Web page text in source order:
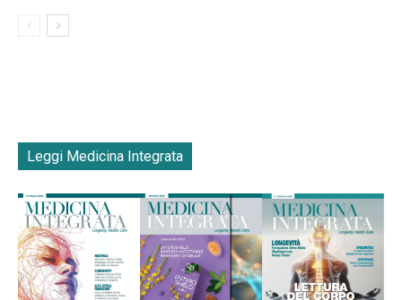
Leggi Medicina Integrata